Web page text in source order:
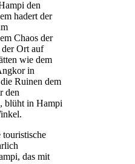
den
hadert der
Chaos der
Ort auf
wie dem
in
Ruinen dem
den
blüht in Hampi
das mit